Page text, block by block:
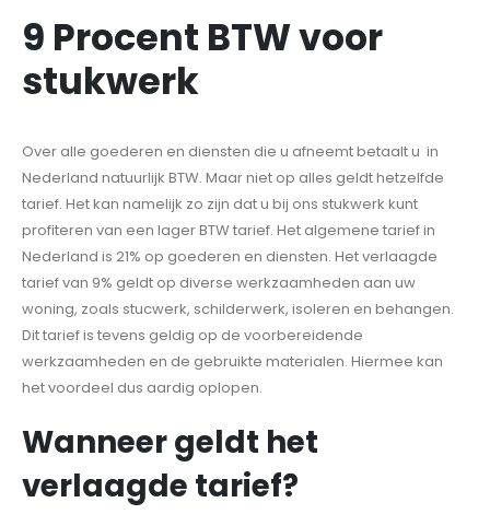
9 Procent BTW voor
stukwerk
Over alle goederen en diensten die u afneemt betaalt u in
Nederland natuurlijk BTW. Maar niet op alles geldt hetzelfde
tarief. Het kan namelijk zo zijn dat u bij ons stukwerk kunt
profiteren van een lager BTW tarief. Het algemene tarief in
Nederland is 21% op goederen en diensten. Het verlaagde
tarief van 9% geldt op diverse werkzaamheden aan uw
woning, zoals stucwerk, schilderwerk, isoleren en behangen.
Dit tarief is tevens geldig op de voorbereidende
werkzaamheden en de gebruikte materialen. Hiermee kan
het voordeel dus aardig oplopen.
Wanneer geldt het
verlaagde tarief?